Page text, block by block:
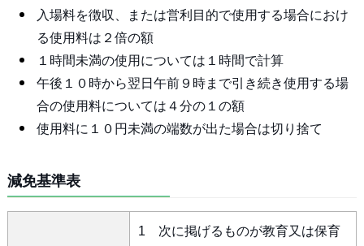
入場料を徴収、または営利目的で使用する場合におけ
る使用料は２倍の額
１時間未満の使用については１時間で計算
午後１０時から翌日午前９時まで引き続き使用する場
合の使用料については４分の１の額
使用料に１０円未満の端数が出た場合は切り捨て
減免基準表
1 次に掲げるものが教育又は保育